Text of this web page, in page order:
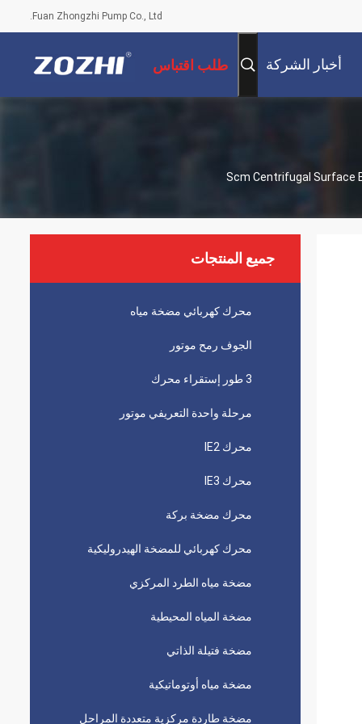
Fuan Zhongzhi Pump Co., Ltd.
أخبار الشركة طلب اقتباس
Scm Centrifugal Surface
جميع المنتجات
محرك كهربائي مضخة مياه
الجوف رمح موتور
3 طور إستقراء محرك
مرحلة واحدة التعريفي موتور
محرك IE2
محرك IE3
محرك مضخة بركة
محرك كهربائي للمضخة الهيدروليكية
مضخة مياه الطرد المركزي
مضخة المياه المحيطية
مضخة فتيلة الذاتي
مضخة مياه أوتوماتيكية
مضخة طاردة مركزية متعددة المراحل